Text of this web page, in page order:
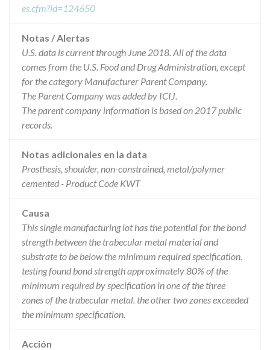
es.cfm?id=124650
Notas / Alertas
U.S. data is current through June 2018. All of the data
comes from the U.S. Food and Drug Administration, except
for the category Manufacturer Parent Company.
The Parent Company was added by ICIJ.
The parent company information is based on 2017 public
records.
Notas adicionales en la data
Prosthesis, shoulder, non-constrained, metal/polymer
cemented - Product Code KWT
Causa
This single manufacturing lot has the potential for the bond
strength between the trabecular metal material and
substrate to be below the minimum required specification.
testing found bond strength approximately 80% of the
minimum required by specification in one of the three
zones of the trabecular metal. the other two zones exceeded
the minimum specification.
Acción